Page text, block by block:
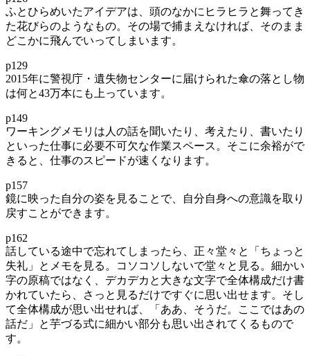
ふとひらめいたアイデアは、頭のなかにヒラヒラと舞ってき
た花びらのようなもの。その場で捕まえなければ、そのまま
どこかに飛んでいってしまいます。
p129
2015年に警視庁・遺失物センターに届けられた傘の落とし物
は何と43万本にも上っています。
p149
ワーキングメモリは人の話を聞いたり、考えたり、書いたり
といった仕事に必要不可欠な作業スペース。そこに余裕がで
きると、仕事のスピードが速くなります。
p157
鏡に映った自分の姿を見ることで、自分自身への意識を取り
戻すことができます。
p162
話している途中で忘れてしまったら、正々堂々と「ちょっと
失礼」とメモを見る。コソコソしないで堂々と見る。細かい
字の原稿ではなく、デカデカと大きな文字で全体構成だけ書
かれていたら、さっと見るだけですぐに思い出せます。そし
て全体構成が思い出せれば、「ああ、そうだ。ここではあの
話だ」と芋づる式に細かい部分も思い出されてくるもので
す。